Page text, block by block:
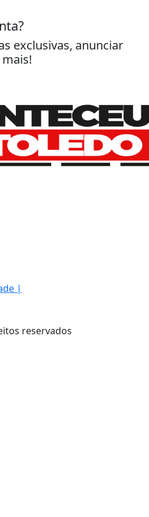
exclusivas, anunciar
|
reservados